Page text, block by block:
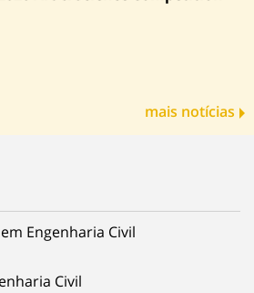
mais notícias
Engenharia Civil
Civil